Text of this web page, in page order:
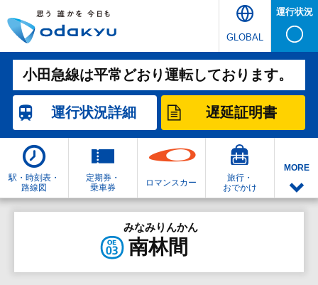
GLOBAL
運行状況
小田急線は平常どおり運転しております。
運行状況詳細 遅延証明書
駅・時刻表・
路線図
定期券・
乗車券
ロマンスカー
旅行・
おでかけ
MORE
みなみりんかん
南林間